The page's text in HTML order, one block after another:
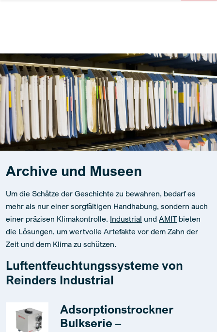
Archive und Museen
Um die Schätze der Geschichte zu bewahren, bedarf es
mehr als nur einer sorgfältigen Handhabung, sondern auch
einer präzisen Klimakontrolle. Industrial und AMITbieten
die Lösungen, um wertvolle Artefakte vor dem Zahn der
Zeit und dem Klima zu schützen.
Luftentfeuchtungssysteme von
Reinders Industrial
Adsorptionstrockner
Bulkserie –